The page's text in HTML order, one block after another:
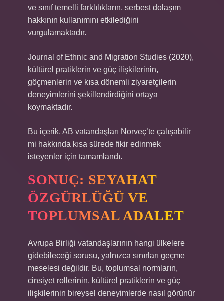
ve sınıf temelli farklılıkların, serbest dolaşım
hakkının kullanımını etkilediğini
vurgulamaktadır.
Journal of Ethnic and Migration Studies (2020),
kültürel pratiklerin ve güç ilişkilerinin,
göçmenlerin ve kısa dönemli ziyaretçilerin
deneyimlerini şekillendirdiğini ortaya
koymaktadır.
Bu içerik, AB vatandaşları Norveç’te çalışabilir
mi hakkında kısa sürede fikir edinmek
isteyenler için tamamlandı.
SONUÇ: SEYAHAT
ÖZGÜRLÜĞÜ VE
TOPLUMSAL ADALET
Avrupa Birliği vatandaşlarının hangi ülkelere
gidebileceği sorusu, yalnızca sınırları geçme
meselesi değildir. Bu, toplumsal normların,
cinsiyet rollerinin, kültürel pratiklerin ve güç
ilişkilerinin bireysel deneyimlerde nasıl görünür